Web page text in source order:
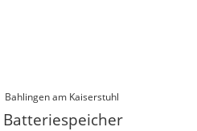
Bahlingen am Kaiserstuhl
Batteriespeicher